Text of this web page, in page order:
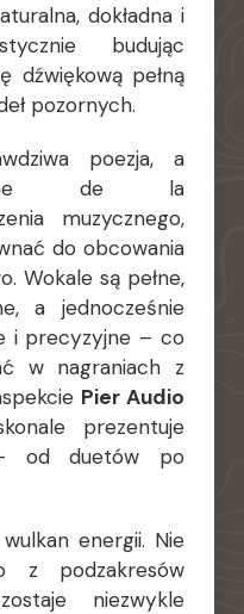
dokładna i
budując
dźwiękową pełną
pozornych.
poezja, a
de la
muzycznego,
do obcowania
Wokale są pełne,
a jednocześnie
i precyzyjne – co
w nagraniach z
Pier Audio
prezentuje
od duetów po
energii. Nie
z podzakresów
niezwykle